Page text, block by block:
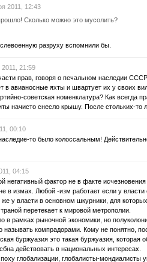
2011, 12:43
Сколько можно это мусолить?
разруху вспомнили бы.
21:59
прав, говоря о печальном наследии
в авианосные яхты и швартует их у своих
советская номенклатура? Как всегда
начисто снесло крышу. После стольких-то
00:10
то было колоссальным!
04:15
негативный фактор не в факте
в измах. Любой -изм работает если у власти
у власти в основном шкурники, для
перетекает к мировой метрополии.
в рамках рыночной экономики, но
компрадорами. Кому не понятно,
буржуазия это такая буржуазия, которая
действовать в национальных интересах.
глобализации, глобалисты-мондиалисты